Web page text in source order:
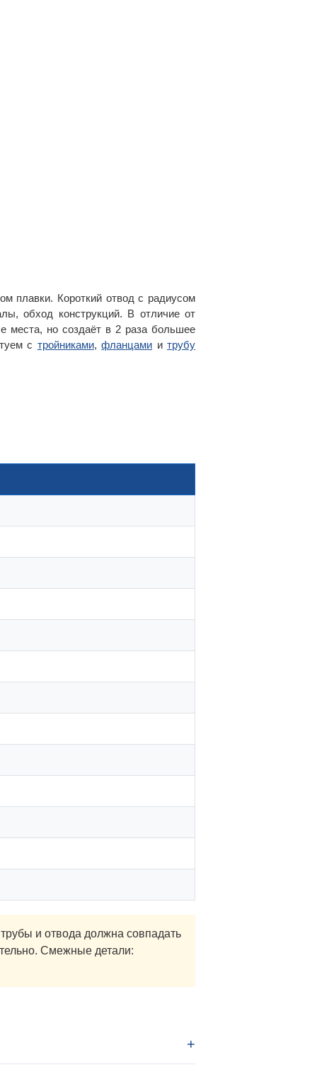
плавки. Короткий отвод с радиусом
обход конструкций. В отличие от
места, но создаёт в 2 раза большее
с тройниками,фланцами итрубу
и отвода должна совпадать
Смежные детали: